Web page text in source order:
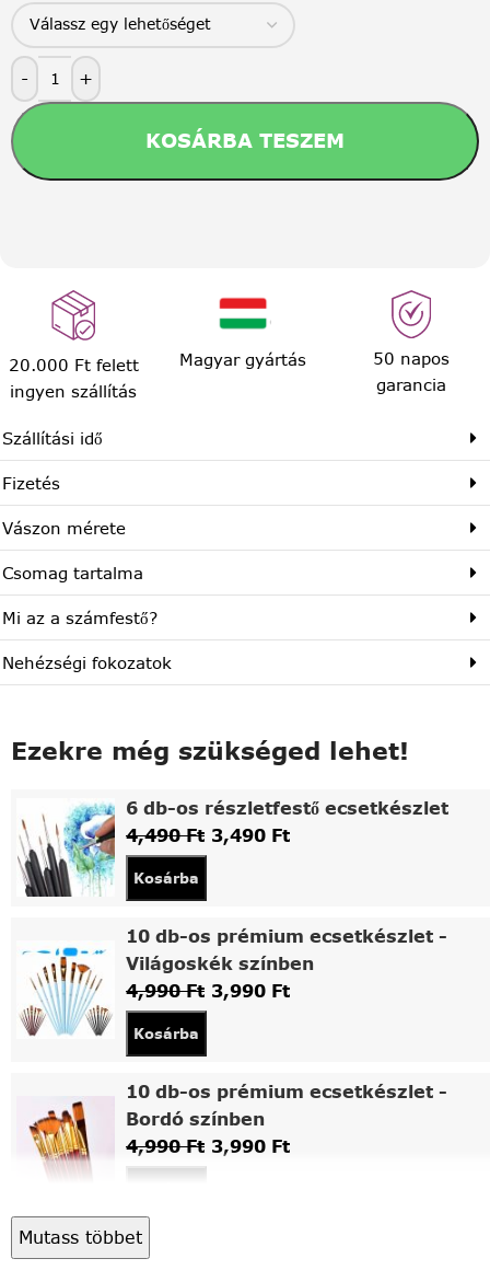
- +
KOSÁRBA TESZEM
20.000 Ft felett
ingyen szállítás
Magyar gyártás
50 napos
garancia
Szállítási idő
Fizetés
Vászon mérete
Csomag tartalma
Mi az a számfestő?
Nehézségi fokozatok
Ezekre még szükséged lehet!
6 db-os részletfestő ecsetkészlet
4,490Ft 3,490 Ft
Kosárba
10 db-os prémium ecsetkészlet -
Világoskék színben
4,990Ft 3,990 Ft
Kosárba
10 db-os prémium ecsetkészlet -
Bordó színben
4,990Ft 3,990 Ft
Asztali fa festőállvány
Mutass többet